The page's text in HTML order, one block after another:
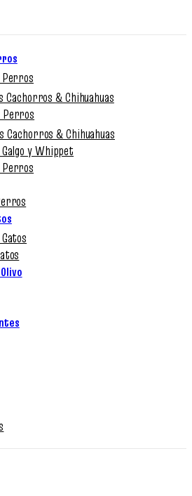
Cachorros & Chihuahuas
Cachorros & Chihuahuas
y Whippet